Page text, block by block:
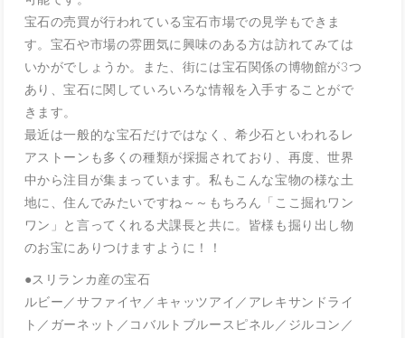
宝石の売買が行われている宝石市場での見学もできま
す。宝石や市場の雰囲気に興味のある方は訪れてみては
いかがでしょうか。また、街には宝石関係の博物館が3つ
あり、宝石に関していろいろな情報を入手することがで
きます。
最近は一般的な宝石だけではなく、希少石といわれるレ
アストーンも多くの種類が採掘されており、再度、世界
中から注目が集まっています。私もこんな宝物の様な土
地に、住んでみたいですね～～もちろん「ここ掘れワン
ワン」と言ってくれる犬課長と共に。皆様も掘り出し物
のお宝にありつけますように！！
●スリランカ産の宝石
ルビー／サファイヤ／キャッツアイ／アレキサンドライ
ト／ガーネット／コバルトブルースピネル／ジルコン／